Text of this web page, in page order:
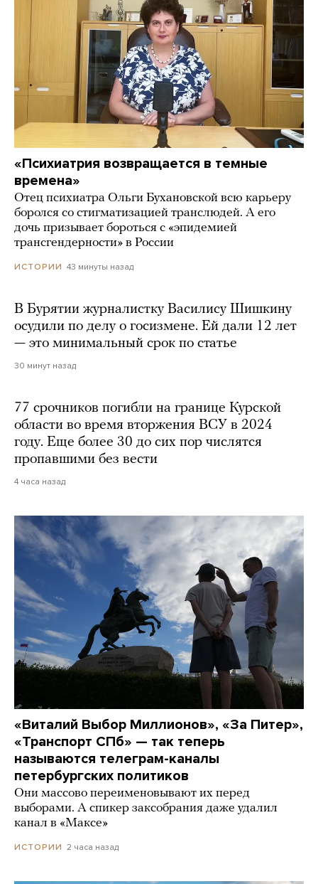
«Психиатрия возвращается в темные
времена»
Отец психиатра Ольги Бухановской всю карьеру
боролся со стигматизацией транслюдей. А его
дочь призывает бороться с «эпидемией
трансгендерности» в России
ИСТОРИИ 43 минуты назад
В Бурятии журналистку Василису Шишкину
осудили по делу о госизмене. Ей дали 12 лет
— это минимальный срок по статье
30 минут назад
77 срочников погибли на границе Курской
области во время вторжения ВСУ в 2024
году. Еще более 30 до сих пор числятся
пропавшими без вести
4 часа назад
«Виталий Выбор Миллионов», «За Питер»,
«Транспорт СПб» — так теперь
называются телеграм-каналы
петербургских политиков
Они массово переименовывают их перед
выборами. А спикер заксобрания даже удалил
канал в «Максе»
ИСТОРИИ 2 часа назад